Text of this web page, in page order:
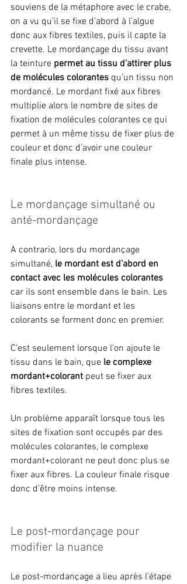
souviens de la métaphore avec le crabe,
on a vu qu’il se fixe d’abord à l’algue
donc aux fibres textiles, puis il capte la
crevette. Le mordançage du tissu avant
la teinture permet au tissu d’attirer plus
de molécules colorantes qu’un tissu non
mordancé. Le mordant fixé aux fibres
multiplie alors le nombre de sites de
fixation de molécules colorantes ce qui
permet à un même tissu de fixer plus de
couleur et donc d’avoir une couleur
finale plus intense.
Le mordançage simultané ou
anté-mordançage
A contrario, lors du mordançage
simultané, le mordant est d’abord en
contact avec les molécules colorantes
car ils sont ensemble dans le bain. Les
liaisons entre le mordant et les
colorants se forment donc en premier.
C’est seulement lorsque l'on ajoute le
tissu dans le bain, que le complexe
mordant+colorant peut se fixer aux
fibres textiles.
Un problème apparaît lorsque tous les
sites de fixation sont occupés par des
molécules colorantes, le complexe
mordant+colorant ne peut donc plus se
fixer aux fibres. La couleur finale risque
donc d’être moins intense.
Le post-mordançage pour
modifier la nuance
Le post-mordançage a lieu après l’étape